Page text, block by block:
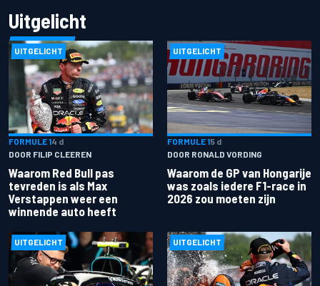
Uitgelicht
UITGELICHT
FORMULE 14 d
DOOR FILIP CLEEREN
Waarom Red Bull pas
tevreden is als Max
Verstappen weer een
winnende auto heeft
UITGELICHT
FORMULE 15 d
DOOR RONALD VORDING
Waarom de GP van Hongarije
was zoals iedere F1-race in
2026 zou moeten zijn
UITGELICHT UITGELICHT